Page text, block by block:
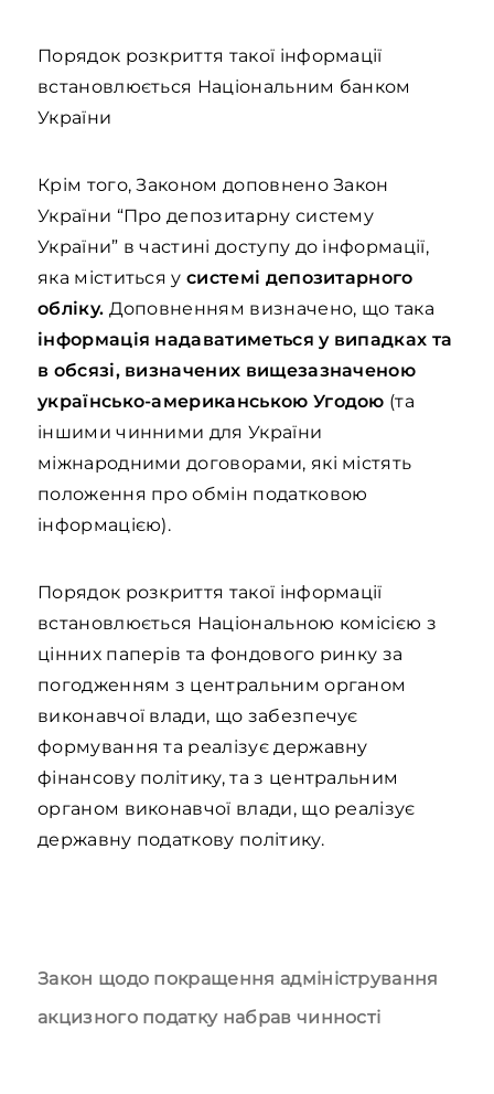
Порядок розкриття такої інформації
встановлюється Національним банком
України
Крім того, Законом доповнено Закон
України “Про депозитарну систему
України” в частині доступу до інформації,
яка міститься усистемі депозитарного
обліку. Доповненням визначено, що така
інформація надаватиметься у випадках та
в обсязі, визначених вищезазначеною
українсько-американською Угодою (та
іншими чинними для України
міжнародними договорами, які містять
положення про обмін податковою
інформацією).
Порядок розкриття такої інформації
встановлюється Національною комісією з
цінних паперів та фондового ринку за
погодженням з центральним органом
виконавчої влади, що забезпечує
формування та реалізує державну
фінансову політику, та з центральним
органом виконавчої влади, що реалізує
державну податкову політику.
Закон щодо покращення адміністрування
акцизного податку набрав чинності